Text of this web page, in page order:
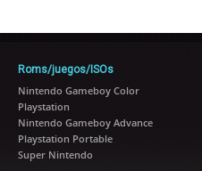
Roms/juegos/ISOs
Nintendo Gameboy Color
Playstation
Nintendo Gameboy Advance
Playstation Portable
Super Nintendo